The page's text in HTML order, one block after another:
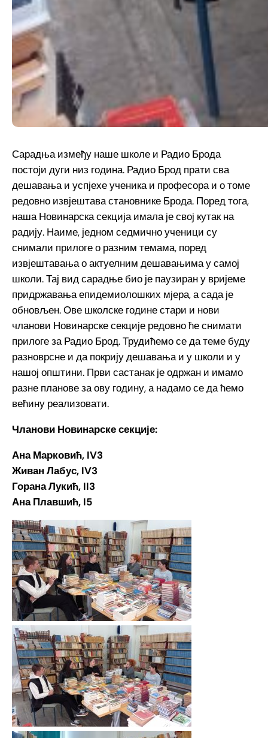
Сарадња између наше школе и Радио Брода
постоји дуги низ година. Радио Брод прати сва
дешавања и успјехе ученика и професора и о томе
редовно извјештава становнике Брода. Поред тога,
наша Новинарска секција имала је свој кутак на
радију. Наиме, једном седмично ученици су
снимали прилоге о разним темама, поред
извјештавања о актуелним дешавањима у самој
школи. Тај вид сарадње био је паузиран у вријеме
придржавања епидемиолошких мјера, а сада је
обновљен. Ове школске године стари и нови
чланови Новинарске секције редовно ће снимати
прилоге за Радио Брод. Трудићемо се да теме буду
разноврсне и да покрију дешавања и у школи и у
нашој општини. Први састанак је одржан и имамо
разне планове за ову годину, а надамо се да ћемо
већину реализовати.
Чланови Новинарске секције:
Ана Марковић, IV3
Живан Лабус, IV3
Горана Лукић, II3
Ана Плавшић, I5